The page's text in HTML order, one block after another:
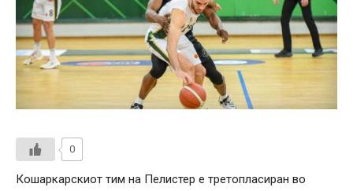
0
Кошаркарскиот тим на Пелистер е третопласиран во